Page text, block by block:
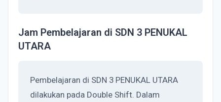
Jam Pembelajaran di SDN 3 PENUKAL
UTARA
Pembelajaran di SDN 3 PENUKAL UTARA
dilakukan pada Double Shift. Dalam